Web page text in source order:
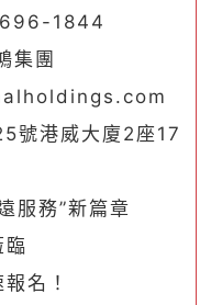
1844
集團
號港威大廈2座17
服務”新篇章
臨
名！